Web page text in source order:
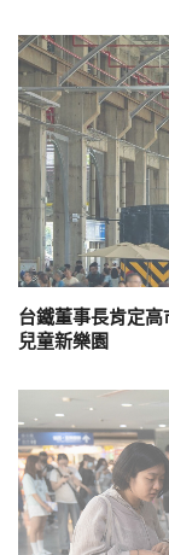
台鐵董事長肯定
兒童新樂園